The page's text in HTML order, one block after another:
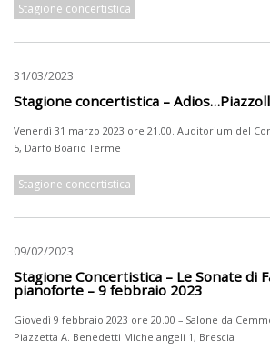
Stagione concertistica
31/03/2023
Stagione concertistica –
Venerdì 31 marzo 2023 ore 21.00. Auditorium del
5, Darfo Boario Terme
Stagione concertistica
09/02/2023
Stagione Concertistica – Le Sonate di
pianoforte – 9 febbraio 2023
Giovedì 9 febbraio 2023 ore 20.00 – Salone da
Piazzetta A. Benedetti Michelangeli 1, Brescia